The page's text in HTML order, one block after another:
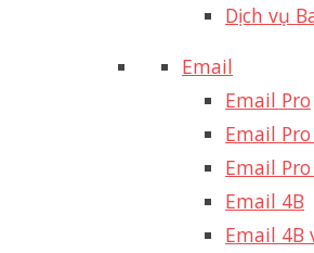
Dịch vụ
Email
Email Pro
Email
Email
Email 4B
Email 4B